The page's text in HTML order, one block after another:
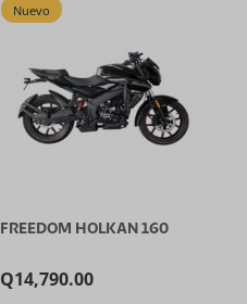
Nuevo
FREEDOM HOLKAN 160
Q14,790.00